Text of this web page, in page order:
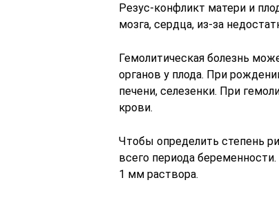
Резус-конфликт матери и
мозга, сердца, из-за
Гемолитическая болезнь
органов у плода. При
печени, селезенки. При
крови.
Чтобы определить степень
всего периода
1 мм раствора.